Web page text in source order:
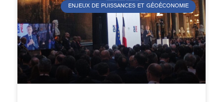
ENJEUX DE PUISSANCES ET GÉOÉCONOMIE